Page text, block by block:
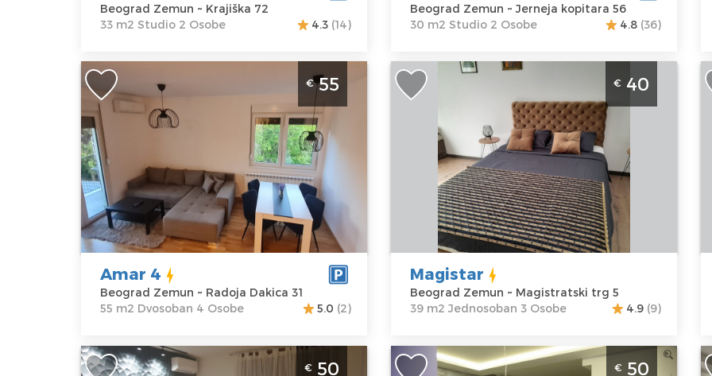
Beograd Zemun ~ Krajiška 72
33 m2 Studio 2 Osobe
4.3 (14)
Beograd Zemun ~ Jerneja kopitara 56
30 m2 Studio 2 Osobe
4.8 (36)
Dvosoban Apartman Amar 4 Beograd
Zemun. Nalazi se u mirnom delu
Zemuna i namenjen za udoban
boravak do 4 osobe.
Beograd
Lokacija:
Beograd
Zemun
Adresa:Radoja
Dakica 31
Cena
55 €
Gosti:4
Kvadratura :
55
m2
Struktura :
€55
Amar 4
Beograd Zemun ~ Radoja Dakica 31
55 m2 Dvosoban 4 Osobe
5.0 (2)
Jednosoban Apartman Magistar
Beograd Zemun prijatan apartman u
centru Zemuna za 3 osobe
Beograd
Lokacija:
Beograd
Zemun
Adresa:
Magistratski
trg 5
Cena
40 €
Kvadratura : 39
m2
Struktura :
Jednosoban
€ 40
Magistar
Beograd Zemun ~ Magistratski trg 5
39 m2 Jednosoban 3 Osobe
4.9 (9)
Dvosoban Apartman Mona Zemun
€ 50
Jednosoban Apartman Sky Blue 1
€ 50